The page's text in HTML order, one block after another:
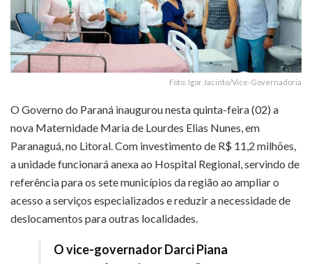
Foto: Igor Jacinto/Vice-Governadoria
O Governo do Paraná inaugurou nesta quinta-feira (02) a
nova Maternidade Maria de Lourdes Elias Nunes, em
Paranaguá, no Litoral. Com investimento de R$ 11,2 milhões,
a unidade funcionará anexa ao Hospital Regional, servindo de
referência para os sete municípios da região ao ampliar o
acesso a serviços especializados e reduzir a necessidade de
deslocamentos para outras localidades.
O vice-governador Darci Piana